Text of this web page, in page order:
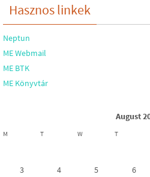
Hasznos linkek
Neptun
ME Webmail
ME BTK
ME Könyvtár
August
M T W T
3
4 5 6